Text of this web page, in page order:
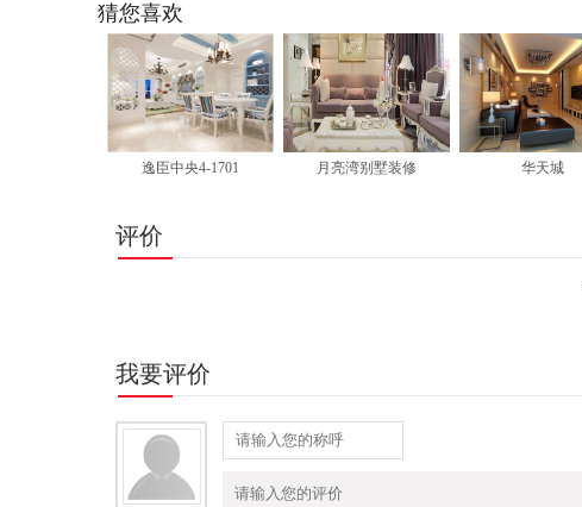
猜您喜欢
逸臣中央4-1701 月亮湾别墅装修 华天城
评价
我要评价